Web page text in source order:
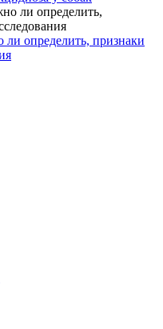
определить, признаки